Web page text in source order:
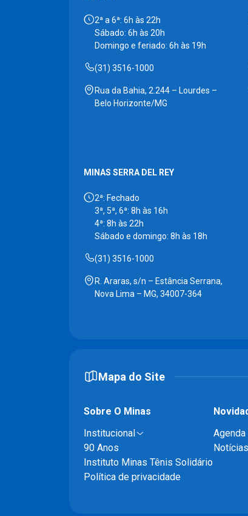
2ª a 6ª: 6h às 22h
Sábado: 6h às 20h
Domingo e feriado: 6h às 19h
(31) 3516-1000
Rua da Bahia, 2.244 – Lourdes –
Belo Horizonte/MG
MINAS SERRA DEL REY
2ª: Fechado
3ª, 5ª, 6ª: 8h às 16h
4ª: 8h às 22h
Sábado e domingo: 8h às 18h
(31) 3516-1000
R. Araras, s/n – Estância Serrana,
Nova Lima – MG, 34007-364
Mapa do Site
Sobre O Minas
Institucional
90 Anos
Instituto Minas Tênis Solidário
Política de privacidade
Agenda
Notícias